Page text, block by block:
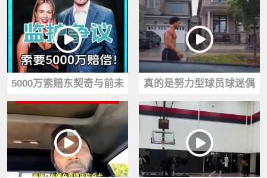
尺2寸奎·帕克的炸扣引爆全
网！
班亚马签名球星卡，示意
大家冷静
5000万索赔东契奇与前未
婚妻纠纷再起！后者先撤
诉再起诉
真的是努力型球员球迷偶
遇魔仙哥麦凯恩刚冒雨跑
完步！